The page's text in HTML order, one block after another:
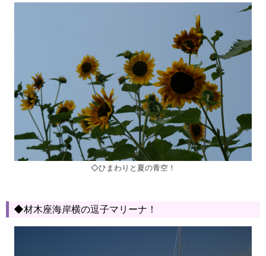
◇ひまわりと夏の青空！
◆材木座海岸横の逗子マリーナ！